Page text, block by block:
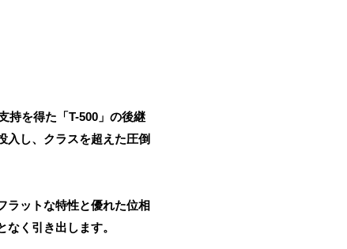
持を得た「T-500」の後継
入し、クラスを超えた圧倒
ラットな特性と優れた位相
く引き出します。